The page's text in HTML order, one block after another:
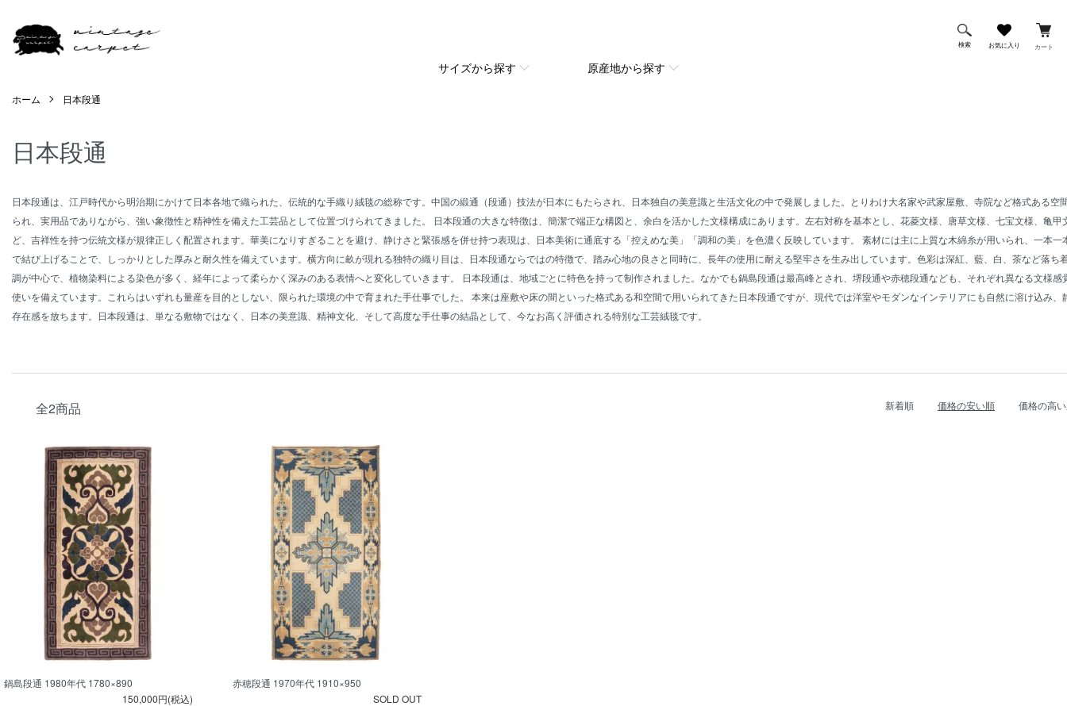
検索 お気に入り カート
サイズから探す 原産地から探す
ホーム 日本段通
日本段通
日本段通は、江戸時代から明治期にかけて日本各地で織られた、伝統的な手織り絨毯の総称です。中国の緞通（段通）技法が日本にもたらされ、日本独自の美意識と生活文化の中で発展しました。とりわけ大名家や武家屋敷、寺院など格式ある空
られ、実用品でありながら、強い象徴性と精神性を備えた工芸品として位置づけられてきました。 日本段通の大きな特徴は、簡潔で端正な構図と、余白を活かした文様構成にあります。左右対称を基本とし、花菱文様、唐草文様、七宝文様、亀甲
ど、吉祥性を持つ伝統文様が規律正しく配置されます。華美になりすぎることを避け、静けさと緊張感を併せ持つ表現は、日本美術に通底する「控えめな美」「調和の美」を色濃く反映しています。 素材には主に上質な木綿糸が用いられ、一本一
で結び上げることで、しっかりとした厚みと耐久性を備えています。横方向に畝が現れる独特の織り目は、日本段通ならではの特徴で、踏み心地の良さと同時に、長年の使用に耐える堅牢さを生み出しています。色彩は深紅、藍、白、茶など落ち
調が中心で、植物染料による染色が多く、経年によって柔らかく深みのある表情へと変化していきます。 日本段通は、地域ごとに特色を持って制作されました。なかでも鍋島段通は最高峰とされ、堺段通や赤穂段通なども、それぞれ異なる文様感
使いを備えています。これらはいずれも量産を目的としない、限られた環境の中で育まれた手仕事でした。 本来は座敷や床の間といった格式ある和空間で用いられてきた日本段通ですが、現代では洋室やモダンなインテリアにも自然に溶け込み、
存在感を放ちます。日本段通は、単なる敷物ではなく、日本の美意識、精神文化、そして高度な手仕事の結晶として、今なお高く評価される特別な工芸絨毯です。
全2商品 新着順 価格の安い順 価格の高
鍋島段通 1980年代 1780×890
150,000円(税込)
赤穂段通 1970年代 1910×950
SOLD OUT